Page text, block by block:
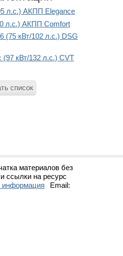
л.с.) АКПП Elegance
л.с.) АКПП Comfort
(75 кВт/102 л.с.) DSG
(97 кВт/132 л.с.) CVT
список
материалов без
ссылки на ресурс
информация
Email: